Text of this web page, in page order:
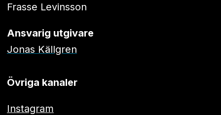
Frasse Levinsson
Ansvarig utgivare
Jonas Källgren
Övriga kanaler
Instagram